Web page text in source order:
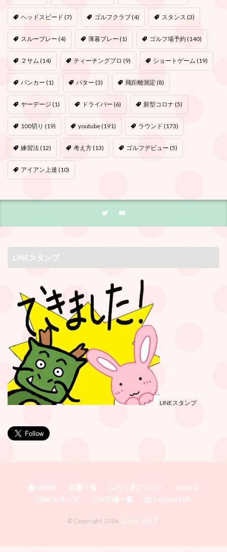
ヘッドスピード (7) ゴルフクラブ(4) スタンス (3)
スループレー (4) 薄暮プレー (1) ゴルフ場予約(140)
２サム (14) ティーチングプロ (9) ショートゲーム (19)
バンカー (1) パター (3) 飛距離測定 (8)
ヤーデージ (1) ドライバー (6) 新型コロナ (5)
100切り (19) youtube(191) ラウンド (173)
練習法(12) 考え方(13) ゴルフデビュー (5)
アイアン上達 (10)
LINEスタンプ
LINEスタンプ
🏠HOME 記事一覧 ふたり✌️について
twitter
LINEスタンプ
ゴルフ場一覧 📩 Contact Us
© Copyright 2026 ふたりゴルフ.